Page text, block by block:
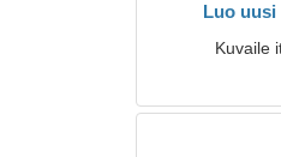
Luo
Kuvaile